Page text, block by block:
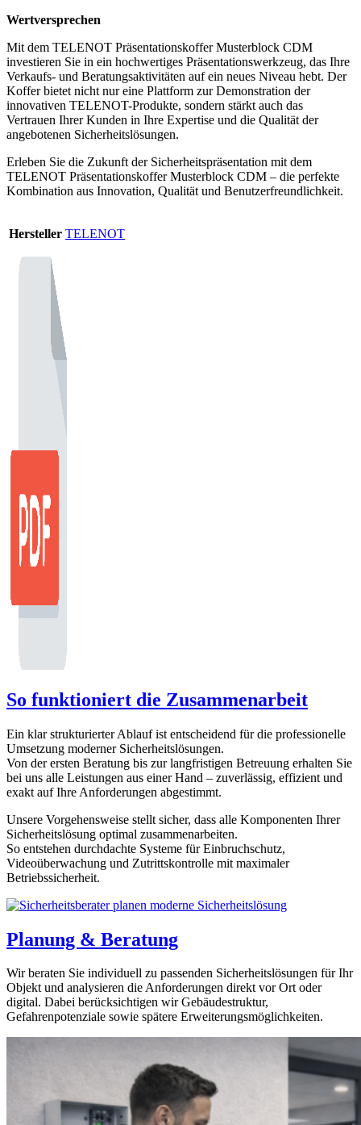
Wertversprechen
Mit dem TELENOT Präsentationskoffer Musterblock CDM
investieren Sie in ein hochwertiges Präsentationswerkzeug, das Ihre
Verkaufs- und Beratungsaktivitäten auf ein neues Niveau hebt. Der
Koffer bietet nicht nur eine Plattform zur Demonstration der
innovativen TELENOT-Produkte, sondern stärkt auch das
Vertrauen Ihrer Kunden in Ihre Expertise und die Qualität der
angebotenen Sicherheitslösungen.
Erleben Sie die Zukunft der Sicherheitspräsentation mit dem
TELENOT Präsentationskoffer Musterblock CDM – die perfekte
Kombination aus Innovation, Qualität und Benutzerfreundlichkeit.
Hersteller TELENOT
So funktioniert die Zusammenarbeit
Ein klar strukturierter Ablauf ist entscheidend für die professionelle
Umsetzung moderner Sicherheitslösungen.
Von der ersten Beratung bis zur langfristigen Betreuung erhalten Sie
bei uns alle Leistungen aus einer Hand – zuverlässig, effizient und
exakt auf Ihre Anforderungen abgestimmt.
Unsere Vorgehensweise stellt sicher, dass alle Komponenten Ihrer
Sicherheitslösung optimal zusammenarbeiten.
So entstehen durchdachte Systeme für Einbruchschutz,
Videoüberwachung und Zutrittskontrolle mit maximaler
Betriebssicherheit.
Planung & Beratung
Wir beraten Sie individuell zu passenden Sicherheitslösungen für Ihr
Objekt und analysieren die Anforderungen direkt vor Ort oder
digital. Dabei berücksichtigen wir Gebäudestruktur,
Gefahrenpotenziale sowie spätere Erweiterungsmöglichkeiten.